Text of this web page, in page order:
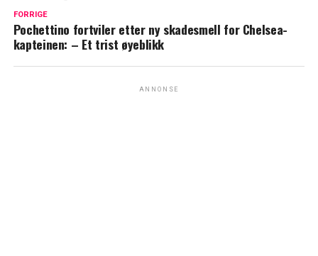
FORRIGE
Pochettino fortviler etter ny skadesmell for Chelsea-
kapteinen: – Et trist øyeblikk
ANNONSE